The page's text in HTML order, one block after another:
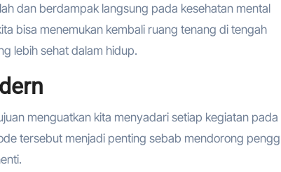
dan berdampak langsung pada kesehatan mental
bisa menemukan kembali ruang tenang di tengah
lebih sehat dalam hidup.
menguatkan kita menyadari setiap kegiatan pada
tersebut menjadi penting sebab mendorong